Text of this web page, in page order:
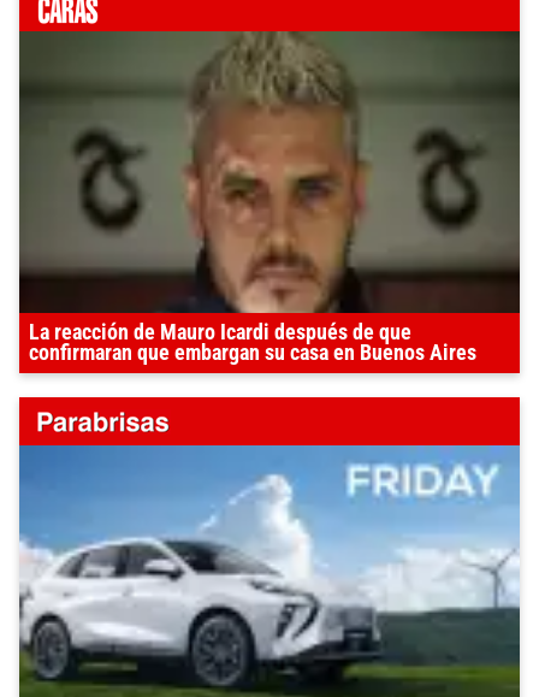
La reacción de Mauro Icardi después de que
confirmaran que embargan su casa en Buenos Aires